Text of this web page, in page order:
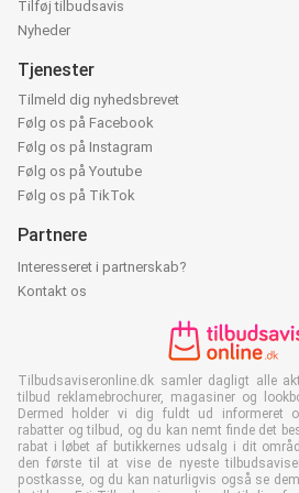
Tilføj tilbudsavis
Nyheder
Tjenester
Tilmeld dig nyhedsbrevet
Følg os på Facebook
Følg os på Instagram
Følg os på Youtube
Følg os på TikTok
Partnere
Interesseret i partnerskab?
Kontakt os
Tilbudsaviseronline.dk samler dagligt alle
tilbud reklamebrochurer, magasiner og
Dermed holder vi dig fuldt ud informeret
rabatter og tilbud, og du kan nemt finde det
rabat i løbet af butikkernes udsalg i dit
den første til at vise de nyeste
postkasse, og du kan naturligvis også se